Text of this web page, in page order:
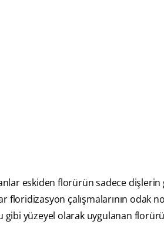
eskiden florürün sadece dişlerin
çalışmalarının odak
gibi yüzeyel olarak uygulanan